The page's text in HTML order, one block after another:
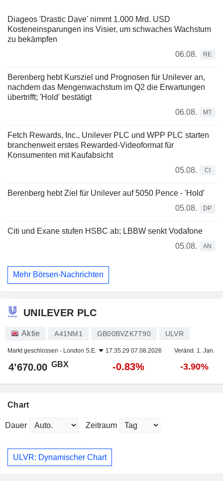
Diageos 'Drastic Dave' nimmt 1.000 Mrd. USD
Kosteneinsparungen ins Visier, um schwaches Wachstum
zu bekämpfen
06.08.
RE
Berenberg hebt Kursziel und Prognosen für Unilever an,
nachdem das Mengenwachstum im Q2 die Erwartungen
übertrifft; 'Hold' bestätigt
06.08.
MT
Fetch Rewards, Inc., Unilever PLC und WPP PLC starten
branchenweit erstes Rewarded-Videoformat für
Konsumenten mit Kaufabsicht
05.08.
CI
Berenberg hebt Ziel für Unilever auf 5050 Pence - 'Hold'
05.08.
DP
Citi und Exane stufen HSBC ab; LBBW senkt Vodafone
05.08.
AN
Mehr Börsen-Nachrichten
UNILEVER PLC
Aktie A41NM1 GB00BVZK7T90 ULVR
Markt geschlossen - London S.E. 17:35:29 07.08.2026 Veränd. 1. Jan.
4’670.00 GBX -0.83% -3.90%
Chart
Dauer Zeitraum
ULVR: Dynamischer Chart